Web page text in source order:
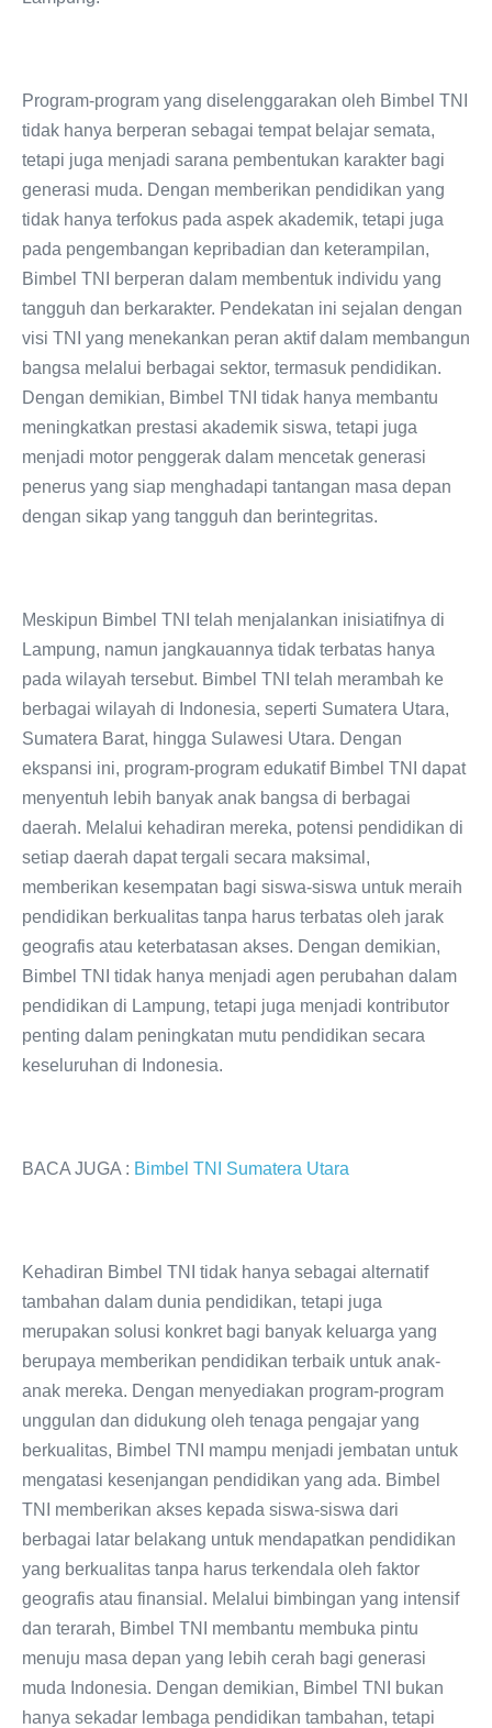
Program-program yang diselenggarakan oleh Bimbel TNI
tidak hanya berperan sebagai tempat belajar semata,
tetapi juga menjadi sarana pembentukan karakter bagi
generasi muda. Dengan memberikan pendidikan yang
tidak hanya terfokus pada aspek akademik, tetapi juga
pada pengembangan kepribadian dan keterampilan,
Bimbel TNI berperan dalam membentuk individu yang
tangguh dan berkarakter. Pendekatan ini sejalan dengan
visi TNI yang menekankan peran aktif dalam membangun
bangsa melalui berbagai sektor, termasuk pendidikan.
Dengan demikian, Bimbel TNI tidak hanya membantu
meningkatkan prestasi akademik siswa, tetapi juga
menjadi motor penggerak dalam mencetak generasi
penerus yang siap menghadapi tantangan masa depan
dengan sikap yang tangguh dan berintegritas.
Meskipun Bimbel TNI telah menjalankan inisiatifnya di
Lampung, namun jangkauannya tidak terbatas hanya
pada wilayah tersebut. Bimbel TNI telah merambah ke
berbagai wilayah di Indonesia, seperti Sumatera Utara,
Sumatera Barat, hingga Sulawesi Utara. Dengan
ekspansi ini, program-program edukatif Bimbel TNI dapat
menyentuh lebih banyak anak bangsa di berbagai
daerah. Melalui kehadiran mereka, potensi pendidikan di
setiap daerah dapat tergali secara maksimal,
memberikan kesempatan bagi siswa-siswa untuk meraih
pendidikan berkualitas tanpa harus terbatas oleh jarak
geografis atau keterbatasan akses. Dengan demikian,
Bimbel TNI tidak hanya menjadi agen perubahan dalam
pendidikan di Lampung, tetapi juga menjadi kontributor
penting dalam peningkatan mutu pendidikan secara
keseluruhan di Indonesia.
BACA JUGA : Bimbel TNI Sumatera Utara
Kehadiran Bimbel TNI tidak hanya sebagai alternatif
tambahan dalam dunia pendidikan, tetapi juga
merupakan solusi konkret bagi banyak keluarga yang
berupaya memberikan pendidikan terbaik untuk anak-
anak mereka. Dengan menyediakan program-program
unggulan dan didukung oleh tenaga pengajar yang
berkualitas, Bimbel TNI mampu menjadi jembatan untuk
mengatasi kesenjangan pendidikan yang ada. Bimbel
TNI memberikan akses kepada siswa-siswa dari
berbagai latar belakang untuk mendapatkan pendidikan
yang berkualitas tanpa harus terkendala oleh faktor
geografis atau finansial. Melalui bimbingan yang intensif
dan terarah, Bimbel TNI membantu membuka pintu
menuju masa depan yang lebih cerah bagi generasi
muda Indonesia. Dengan demikian, Bimbel TNI bukan
hanya sekadar lembaga pendidikan tambahan, tetapi